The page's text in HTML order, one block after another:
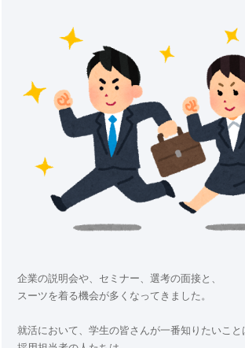
企業の説明会や、セミナー、選考の面接と、
スーツを着る機会が多くなってきました。
就活において、学生の皆さんが一番知りたいこと